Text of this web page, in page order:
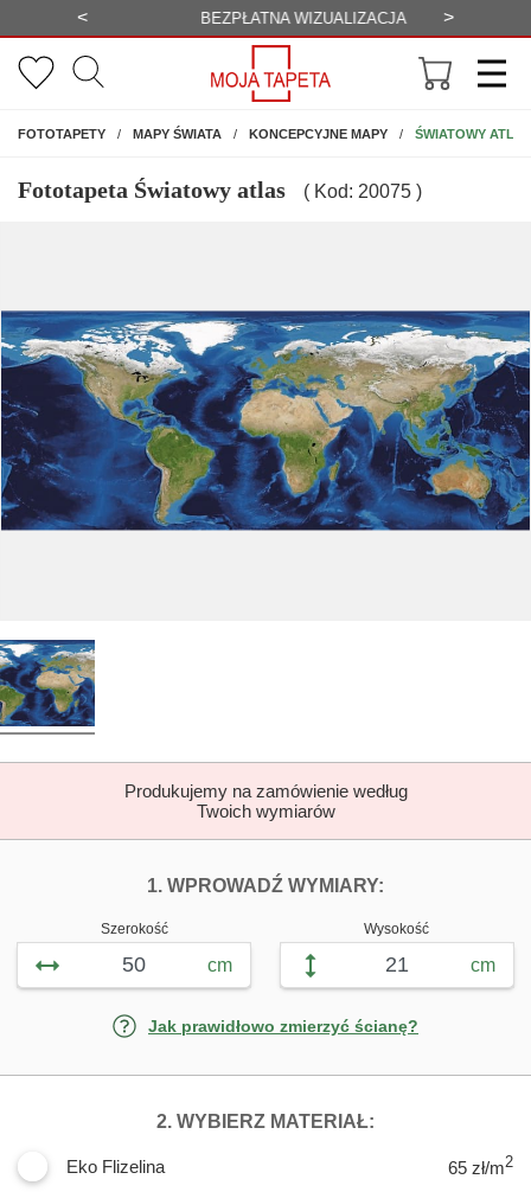
< BEZPŁATNA WIZUALIZACJA >
FOTOTAPETYNA ŚCIANĘ
MAPY ŚWIATA KONCEPCYJNE MAPY ŚWIATOWY ATLAS
Fototapeta Światowy atlas ( Kod: 20075 )
Produkujemy na zamówienie według
Twoich wymiarów
1. WPROWADŹ WYMIARY:
Szerokość
cm
Wysokość
cm
Jak prawidłowo zmierzyć ścianę?
2. WYBIERZ MATERIAŁ:
Eko Flizelina 65 zł/m2